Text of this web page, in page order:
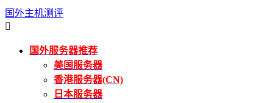
国外主机测评

国外服务器推荐
美国服务器
香港服务器(CN)
日本服务器